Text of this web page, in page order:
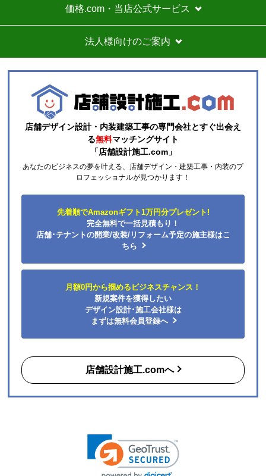
到着等はスムーズでした。
総額的には高くなってしまったので、エアコンに限ら
ずこちらの会社からのリピはありません。
それと商品欄にもう少し細かく工事費の内訳を書いた
方がいいと思いました。
ひらり〜さん
2026年7月26日 12:54
欲しい商品をスムーズに注文できましたか？
予定の期日までに商品が届きましたか？
商品の梱包は必要十分なものでしたか？
またこのショップを利用したいですか？
【このショップを選んだ理由は？】
購入した時点で最安価格でした。また、このショップ
を以前利用したことがあり、対応がとても良かったの
【注文からどのくらいで届きましたか？】
価格.com・当店公式サービス
法人様向けのご案内
店舗デザイン設計・内装建築工事の専門会社とすぐ出会え
る無料マッチングサイト
「店舗設計施工.com」
あなたのビジネスの夢を叶える、店舗デザイン・建築工事・内装のプ
ロフェッショナルが見つかります！
先着順でAmazonギフト1万円分プレゼント!
完全無料で一括見積もり！
店舗･テナントの開業/改装/リフォーム予定の施主様はこ
ちら
月額0円から掴めるビジネスチャンス！
新規案件を獲得したい
デザイン設計･施工会社様は
まずは無料会員登録へ
店舗設計施工.comへ